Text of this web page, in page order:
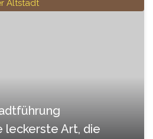
leckerste Art, die